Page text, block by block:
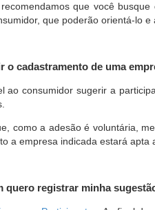
que você
que poderão orientá-lo
o cadastramento de uma
ao consumidor sugerir a
como a adesão é voluntária,
a empresa indicada estará apta
quero registrar minha